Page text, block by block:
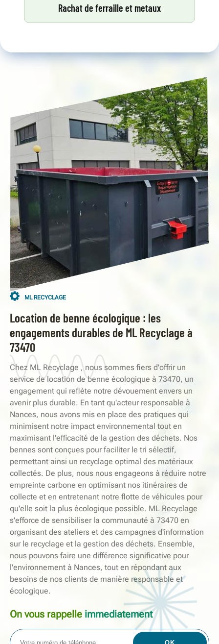
Rachat de ferraille et metaux
ML RECYCLAGE
Location de benne écologique : les
engagements durables de ML Recyclage à
73470
Chez ML Recyclage , nous sommes fiers d'offrir un
service de location de benne écologique à 73470, un
engagement qui reflète notre dévouement envers un
avenir plus durable. En tant qu'acteur responsable à
Nances, nous avons mis en place des pratiques qui
minimisent notre impact environnemental tout en
maximisant l'efficacité de la gestion des déchets. Nos
bennes sont conçues pour faciliter le tri sélectif,
permettant ainsi un recyclage optimal des matériaux
collectés. De plus, nous nous engageons à réduire notre
empreinte carbone en optimisant nos itinéraires de
collecte et en entretenant notre flotte de véhicules pour
qu'elle soit la plus écologique possible. ML Recyclage
s'efforce de sensibiliser la communauté à 73470 en
organisant des ateliers et des campagnes d'information
sur le recyclage et la gestion des déchets. Ensemble,
nous pouvons faire une différence significative pour
l'environnement à Nances, tout en répondant aux
besoins de nos clients de manière responsable et
écologique.
On vous rappelle immediatement